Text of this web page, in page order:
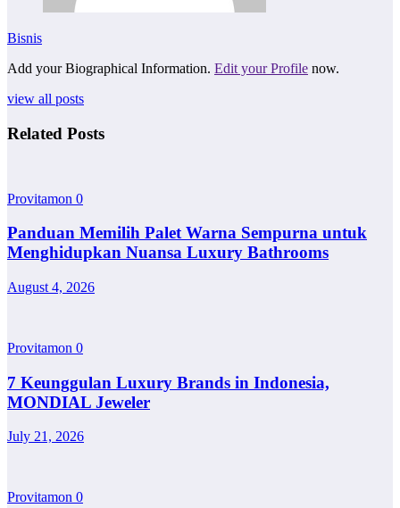
Bisnis
Add your Biographical Information. Edit your Profile now.
view all posts
Related Posts
Provitamon 0
Panduan Memilih Palet Warna Sempurna untuk
Menghidupkan Nuansa Luxury Bathrooms
August 4, 2026
Provitamon 0
7 Keunggulan Luxury Brands in Indonesia,
MONDIAL Jeweler
July 21, 2026
Provitamon 0